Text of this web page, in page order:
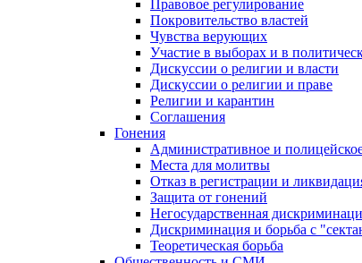
Правовое регулирование
Покровительство властей
Чувства верующих
Участие в выборах и в
Дискуссии о религии и власти
Дискуссии о религии и праве
Религии и карантин
Соглашения
Гонения
Административное и
Места для молитвы
Отказ в регистрации и
Защита от гонений
Негосударственная
Дискриминация и борьба с
Теоретическая борьба